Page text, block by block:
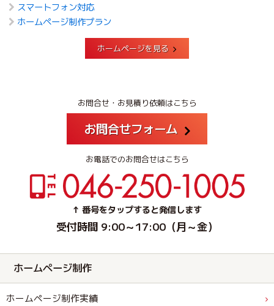
スマートフォン対応
ホームページ制作プラン
ホームページを見る
お問合せ・お見積り依頼はこちら
お問合せフォーム
お電話でのお問合せはこちら
↑ 番号をタップすると発信します
受付時間 9:00～17:00（月～金）
ホームページ制作
ホームページ制作実績